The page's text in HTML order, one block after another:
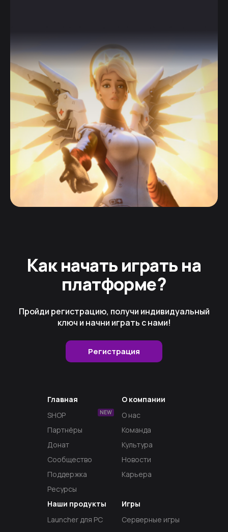
Как начать играть на
платформе?
Пройди регистрацию, получи индивидуальный
ключ и начни играть с нами!
Регистрация
Главная
SHOP
NEW
Партнёры
Донат
Сообщество
Поддержка
Ресурсы
Наши продукты
Launcher для PC
Игры
Серверные игры
О компании
О нас
Команда
Культура
Новости
Карьера